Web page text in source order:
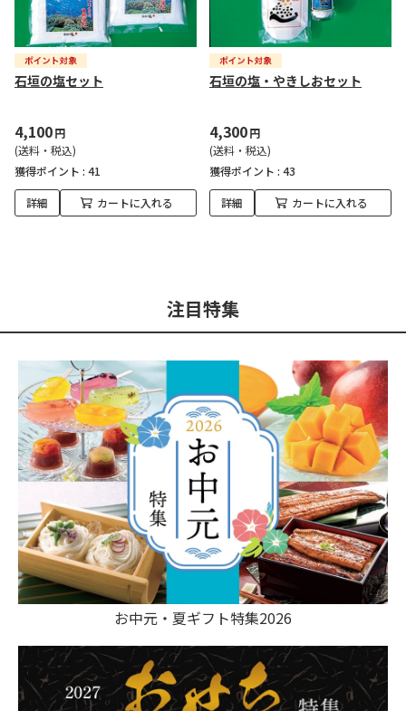
石垣の塩セット
4,100円
(送料・税込)
獲得ポイント : 41
詳細 カートに入れる
石垣の塩・やきしおセット
4,300円
(送料・税込)
獲得ポイント : 43
詳細 カートに入れる
注目特集
お中元・夏ギフト特集2026